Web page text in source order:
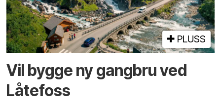
PLUSS
Vil bygge ny gangbru ved
Låtefoss